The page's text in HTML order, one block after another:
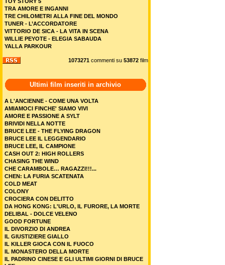
TRA AMORE E INGANNI
TRE CHILOMETRI ALLA FINE DEL MONDO
TUNER - L’ACCORDATORE
VITTORIO DE SICA - LA VITA IN SCENA
WILLIE PEYOTE - ELEGIA SABAUDA
YALLA PARKOUR
1073271 commenti su 53872 film
Ultimi film inseriti in archivio
A L'ANCIENNE - COME UNA VOLTA
AMIAMOCI FINCHE' SIAMO VIVI
AMORE E PASSIONE A SYLT
BRIVIDI NELLA NOTTE
BRUCE LEE - THE FLYING DRAGON
BRUCE LEE IL LEGGENDARIO
BRUCE LEE, IL CAMPIONE
CASH OUT 2: HIGH ROLLERS
CHASING THE WIND
CHE CARAMBOLE… RAGAZZI!!!...
CHEN: LA FURIA SCATENATA
COLD MEAT
COLONY
CROCIERA CON DELITTO
DA HONG KONG: L'URLO, IL FURORE, LA MORTE
DELIBAL - DOLCE VELENO
GOOD FORTUNE
IL DIVORZIO DI ANDREA
IL GIUSTIZIERE GIALLO
IL KILLER GIOCA CON IL FUOCO
IL MONASTERO DELLA MORTE
IL PADRINO CINESE E GLI ULTIMI GIORNI DI BRUCE